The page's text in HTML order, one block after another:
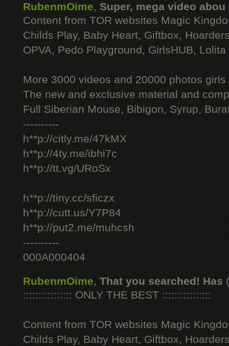
RubenmOime, Super, mega video abou
Content from TOR websites Magic
Childs Play, Baby Heart, Giftbox,
OPVA, Pedo Playground, GirlsHUB, Lolita
More 3000 videos and 20000 photos
The new and exclusive material and
Full Siberian Mouse, Bibigon, Syrup,
----------
h**p://citly.me/47kMX
h**p://4ty.me/ibhi7c
h**p://tt.vg/URoSx
h**p://tiny.cc/sficzx
h**p://cutt.us/Y7P84
h**p://put2.me/muhcsh
----------
000A000404
RubenmOime, That you searched! Has
:::::::::::::::: ONLY THE BEST ::::::::::::::::
Content from TOR websites Magic
Childs Play, Baby Heart, Giftbox,